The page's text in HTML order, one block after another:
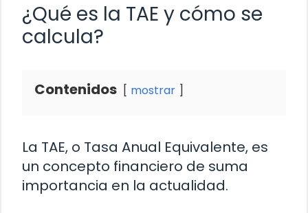
¿Qué es la TAE y cómo se
calcula?
Contenidos mostrar
La TAE, o Tasa Anual Equivalente, es
un concepto financiero de suma
importancia en la actualidad.